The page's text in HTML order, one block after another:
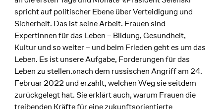
spricht auf politischer Ebene über Verteidigung und
Sicherheit. Das ist seine Arbeit. Frauen sind
Expertinnen für das Leben – Bildung, Gesundheit,
Kultur und so weiter – und beim Frieden geht es um das
Leben. Es ist unsere Aufgabe, Forderungen für das
Leben zu stellen.»nach dem russischen Angriff am 24.
Februar 2022 und erzählt, welchen Weg sie seitdem
zurückgelegt hat. Sie erklärt auch, warum Frauen die